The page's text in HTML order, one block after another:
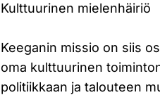
Kulttuurinen mielenhäiriö
Keeganin missio on siis
oma kulttuurinen
politiikkaan ja talouteen